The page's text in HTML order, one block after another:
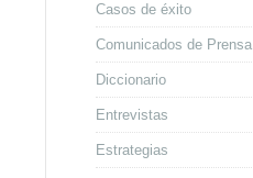
Casos de éxito
Comunicados de Prensa
Diccionario
Entrevistas
Estrategias